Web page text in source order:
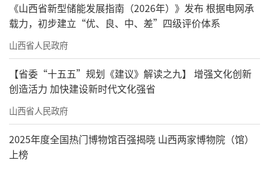
《山西省新型储能发展指南（2026年）》发布 根据电网承
载力，初步建立“优、良、中、差”四级评价体系
山西省人民政府
【省委“十五五”规划《建议》解读之九】 增强文化创新
创造活力 加快建设新时代文化强省
山西省人民政府
2025年度全国热门博物馆百强揭晓 山西两家博物院（馆）
上榜